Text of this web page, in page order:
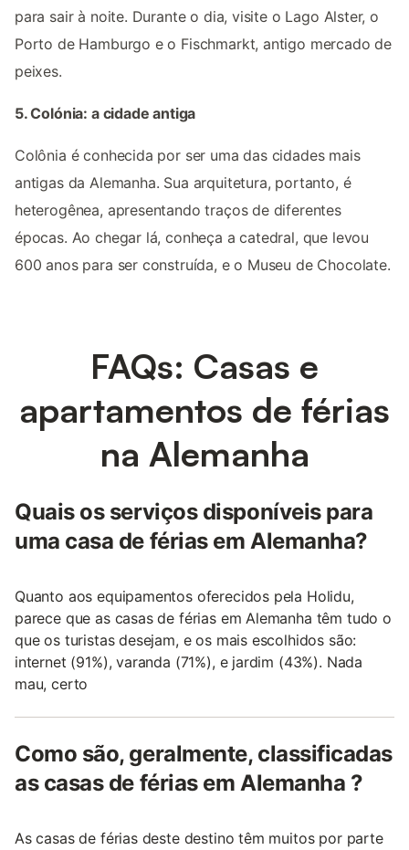
para sair à noite. Durante o dia, visite o Lago Alster, o
Porto de Hamburgo e o Fischmarkt, antigo mercado de
peixes.
5. Colónia: a cidade antiga
Colônia é conhecida por ser uma das cidades mais
antigas da Alemanha. Sua arquitetura, portanto, é
heterogênea, apresentando traços de diferentes
épocas. Ao chegar lá, conheça a catedral, que levou
600 anos para ser construída, e o Museu de Chocolate.
FAQs: Casas e
apartamentos de férias
na Alemanha
Quais os serviços disponíveis para
uma casa de férias em Alemanha?
Quanto aos equipamentos oferecidos pela Holidu,
parece que as casas de férias em Alemanha têm tudo o
que os turistas desejam, e os mais escolhidos são:
internet (91%), varanda (71%), e jardim (43%). Nada
mau, certo
Como são, geralmente, classificadas
as casas de férias em Alemanha ?
As casas de férias deste destino têm muitos por parte